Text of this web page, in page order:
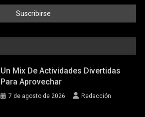
Un Mix De Actividades Divertidas
Para Aprovechar
7 de agosto de 2026 Redacción